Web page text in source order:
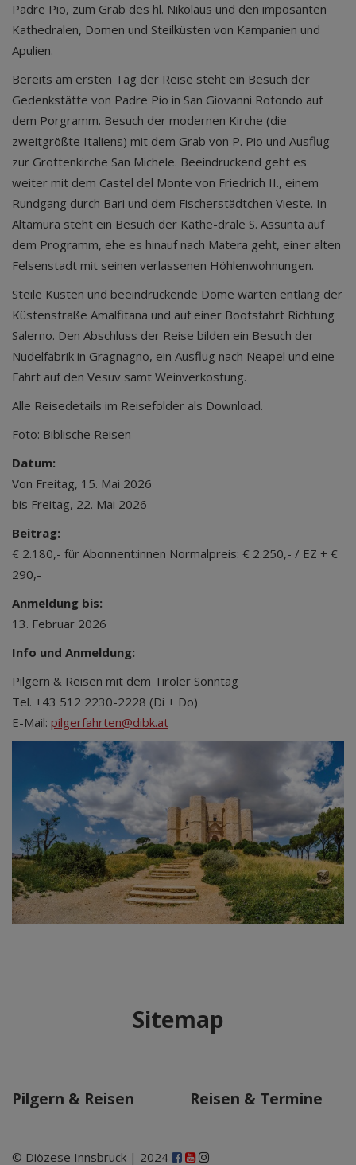
Padre Pio, zum Grab des hl. Nikolaus und den imposanten
Kathedralen, Domen und Steilküsten von Kampanien und
Apulien.
Bereits am ersten Tag der Reise steht ein Besuch der
Gedenkstätte von Padre Pio in San Giovanni Rotondo auf
dem Porgramm. Besuch der modernen Kirche (die
zweitgrößte Italiens) mit dem Grab von P. Pio und Ausflug
zur Grottenkirche San Michele. Beeindruckend geht es
weiter mit dem Castel del Monte von Friedrich II., einem
Rundgang durch Bari und dem Fischerstädtchen Vieste. In
Altamura steht ein Besuch der Kathe-drale S. Assunta auf
dem Programm, ehe es hinauf nach Matera geht, einer alten
Felsenstadt mit seinen verlassenen Höhlenwohnungen.
Steile Küsten und beeindruckende Dome warten entlang der
Küstenstraße Amalfitana und auf einer Bootsfahrt Richtung
Salerno. Den Abschluss der Reise bilden ein Besuch der
Nudelfabrik in Gragnagno, ein Ausflug nach Neapel und eine
Fahrt auf den Vesuv samt Weinverkostung.
Alle Reisedetails im Reisefolder als Download.
Foto: Biblische Reisen
Datum:
Von Freitag, 15. Mai 2026
bis Freitag, 22. Mai 2026
Beitrag:
€ 2.180,- für Abonnent:innen Normalpreis: € 2.250,- / EZ + €
290,-
Anmeldung bis:
13. Februar 2026
Info und Anmeldung:
Pilgern & Reisen mit dem Tiroler Sonntag
Tel. +43 512 2230-2228 (Di + Do)
E-Mail: pilgerfahrten@dibk.at
Sitemap
Pilgern & Reisen Reisen & Termine
© Diözese Innsbruck | 2024